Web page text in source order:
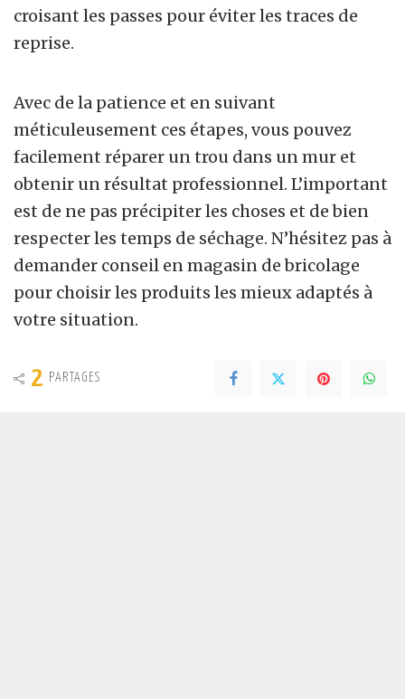
croisant les passes pour éviter les traces de
reprise.
Avec de la patience et en suivant
méticuleusement ces étapes, vous pouvez
facilement réparer un trou dans un mur et
obtenir un résultat professionnel. L’important
est de ne pas précipiter les choses et de bien
respecter les temps de séchage. N’hésitez pas à
demander conseil en magasin de bricolage
pour choisir les produits les mieux adaptés à
votre situation.
2 PARTAGES